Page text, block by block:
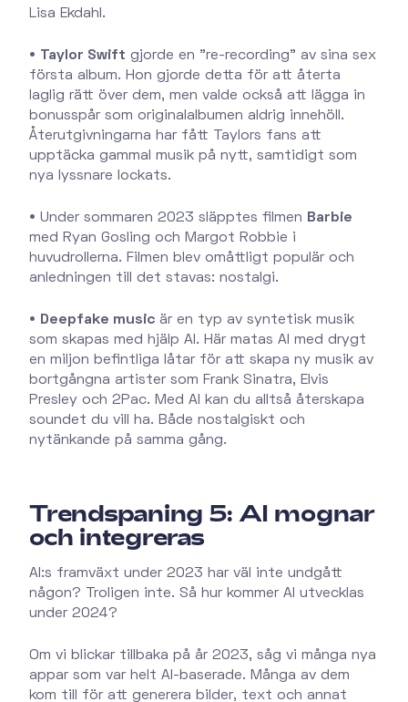
Lisa Ekdahl.
• Taylor Swift gjorde en "re-recording" av sina sex
första album. Hon gjorde detta för att återta
laglig rätt över dem, men valde också att lägga in
bonusspår som originalalbumen aldrig innehöll.
Återutgivningarna har fått Taylors fans att
upptäcka gammal musik på nytt, samtidigt som
nya lyssnare lockats.
• Under sommaren 2023 släpptes filmen
Barbie
med Ryan Gosling och Margot Robbie i
huvudrollerna. Filmen blev omåttligt populär och
anledningen till det stavas: nostalgi.
• Deepfake music är en typ av syntetisk musik
som skapas med hjälp AI. Här matas AI med drygt
en miljon befintliga låtar för att skapa ny musik av
bortgångna artister som Frank Sinatra, Elvis
Presley och 2Pac. Med AI kan du alltså återskapa
soundet du vill ha. Både nostalgiskt och
nytänkande på samma gång.
Trendspaning 5: AI mognar
och integreras
AI:s framväxt under 2023 har väl inte undgått
någon? Troligen inte. Så hur kommer AI utvecklas
under 2024?
Om vi blickar tillbaka på år 2023, såg vi många nya
appar som var helt AI-baserade. Många av dem
kom till för att generera bilder, text och annat